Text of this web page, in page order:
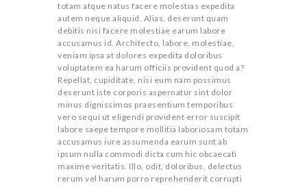
totam atque natus facere molestias expedita
autem neque aliquid. Alias, deserunt quam
debitis nisi facere molestiae earum labore
accusamus id. Architecto, labore, molestiae,
veniam ipsa at dolores expedita doloribus
voluptatem ea harum officiis provident quod a?
Repellat, cupiditate, nisi eum nam possimus
deserunt iste corporis aspernatur sint dolor
minus dignissimos praesentium temporibus
vero sequi ut eligendi provident error suscipit
labore saepe tempore mollitia laboriosam totam
accusamus iure assumenda earum sunt ab
ipsum nulla commodi dicta cum hic obcaecati
maxime veritatis. Illo, odit, doloribus, delectus
rerum vel harum porro reprehenderit corrupti